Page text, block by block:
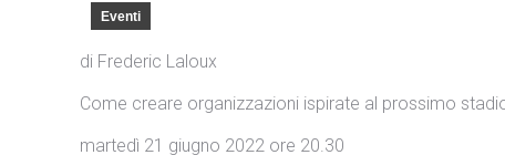
Eventi
di Frederic Laloux
Come creare organizzazioni ispirate al prossimo
martedì 21 giugno 2022 ore 20.30